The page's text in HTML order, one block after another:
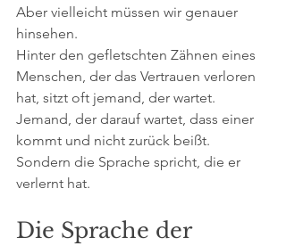
Aber vielleicht müssen wir genauer
hinsehen.
Hinter den gefletschten Zähnen eines
Menschen, der das Vertrauen verloren
hat, sitzt oft jemand, der wartet.
Jemand, der darauf wartet, dass einer
kommt und nicht zurück beißt.
Sondern die Sprache spricht, die er
verlernt hat.
​Die Sprache der